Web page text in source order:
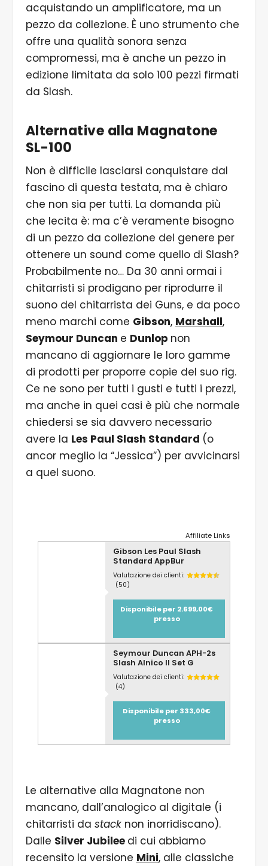
acquistando un amplificatore, ma un
pezzo da collezione. È uno strumento che
offre una qualità sonora senza
compromessi, ma è anche un pezzo in
edizione limitata da solo 100 pezzi firmati
da Slash.
Alternative alla Magnatone
SL-100
Non è difficile lasciarsi conquistare dal
fascino di questa testata, ma è chiaro
che non sia per tutti. La domanda più
che lecita è: ma c’è veramente bisogno
di un pezzo da collezione del genere per
ottenere un sound come quello di Slash?
Probabilmente no… Da 30 anni ormai i
chitarristi si prodigano per riprodurre il
suono del chitarrista dei Guns, e da poco
meno marchi come Gibson, Marshall,
Seymour Duncan e Dunlop non
mancano di aggiornare le loro gamme
di prodotti per proporre copie del suo rig.
Ce ne sono per tutti i gusti e tutti i prezzi,
ma anche in quei casi è più che normale
chiedersi se sia davvero necessario
avere la Les Paul Slash Standard (o
ancor meglio la “Jessica”) per avvicinarsi
a quel suono.
Affiliate Links
Gibson Les Paul Slash
Standard AppBur
Valutazione dei clienti:
(50)
Disponibile per 2.699,00€
presso
Seymour Duncan APH-2s
Slash Alnico II Set G
Valutazione dei clienti:
(4)
Disponibile per 333,00€
presso
Le alternative alla Magnatone non
mancano, dall’analogico al digitale (i
chitarristi da stacknon inorridiscano).
Dalle Silver Jubilee di cui abbiamo
recensito la versione Mini, alle classiche